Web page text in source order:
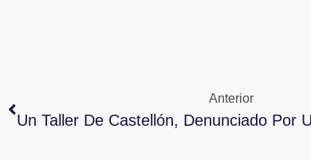
Anterior
Un Taller De Castellón, Denunciado Por